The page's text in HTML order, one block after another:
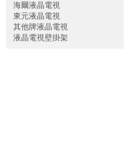
海爾液晶電視
東元液晶電視
其他牌液晶電視
液晶電視壁掛架